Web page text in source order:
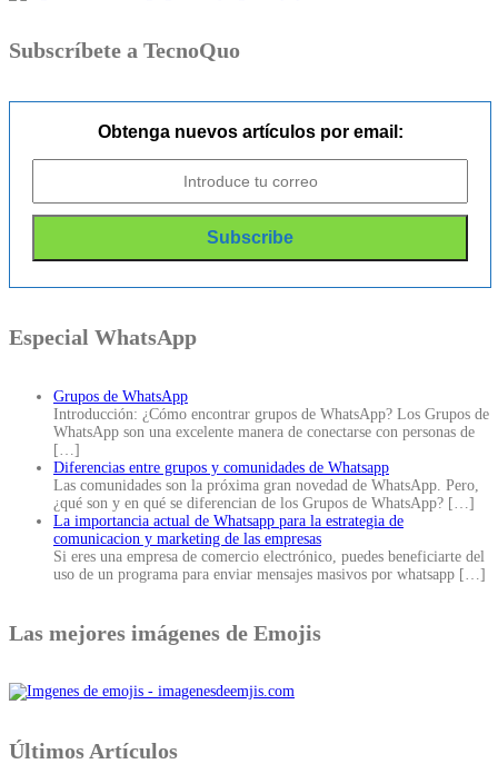
Subscríbete a TecnoQuo
Obtenga nuevos artículos por email:
Especial WhatsApp
Grupos de WhatsApp
Introducción: ¿Cómo encontrar grupos de WhatsApp? Los Grupos de
WhatsApp son una excelente manera de conectarse con personas de
[…]
Diferencias entre grupos y comunidades de Whatsapp
Las comunidades son la próxima gran novedad de WhatsApp. Pero,
¿qué son y en qué se diferencian de los Grupos de WhatsApp? […]
La importancia actual de Whatsapp para la estrategia de
comunicacion y marketing de las empresas
Si eres una empresa de comercio electrónico, puedes beneficiarte del
uso de un programa para enviar mensajes masivos por whatsapp […]
Las mejores imágenes de Emojis
Últimos Artículos